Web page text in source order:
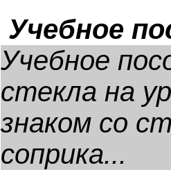
Учебное
Учебное
стекла на
знаком со
соприка...